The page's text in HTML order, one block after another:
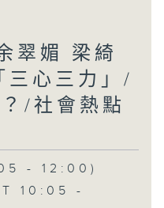
翠媚 梁綺
三心三力」/
/社會熱點
- 12:00)
10:05 -